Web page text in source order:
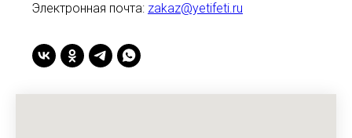
Электронная почта: zakaz@yetifeti.ru